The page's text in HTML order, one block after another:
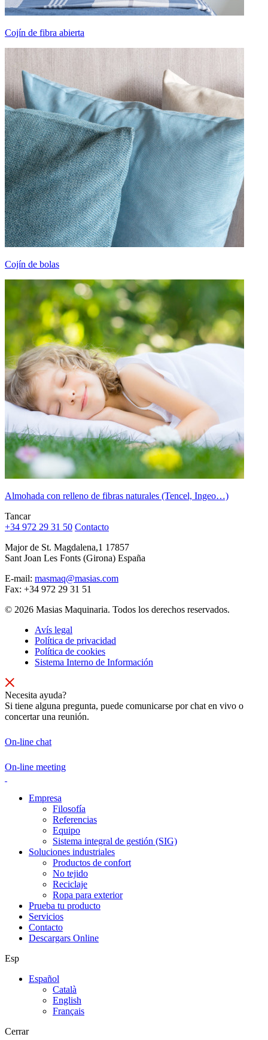
Cojín de fibra abierta
Cojín de bolas
Almohada con relleno de fibras naturales (Tencel, Ingeo…)
Tancar
+34 972 29 31 50 Contacto
Major de St. Magdalena,1 17857
Sant Joan Les Fonts (Girona) España
E-mail: masmaq@masias.com
Fax: +34 972 29 31 51
© 2026 Masias Maquinaria. Todos los derechos reservados.
Avís legal
Política de privacidad
Política de cookies
Sistema Interno de Información
Necesita ayuda?
Si tiene alguna pregunta, puede comunicarse por chat en vivo o
concertar una reunión.
On-line chat
On-line meeting
Empresa
Filosofía
Referencias
Equipo
Sistema integral de gestión (SIG)
Soluciones industriales
Productos de confort
No tejido
Reciclaje
Ropa para exterior
Prueba tu producto
Servicios
Contacto
Descargars Online
Esp
Español
Català
English
Français
Cerrar